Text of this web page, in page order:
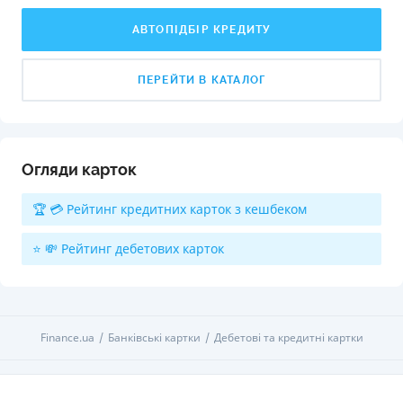
АВТОПІДБІР КРЕДИТУ
ПЕРЕЙТИ В КАТАЛОГ
Огляди карток
🏆 💳 Рейтинг кредитних карток з кешбеком
⭐ 💸 Рейтинг дебетових карток
Finance.ua Банківські картки Дебетові та кредитні картки